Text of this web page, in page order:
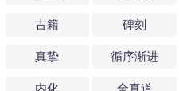
古籍 碑刻
真挚 循序渐进